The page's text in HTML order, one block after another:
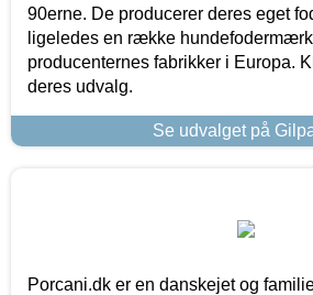
90erne. De producerer deres eget
ligeledes en række
producenternes fabrikker i Europa.
deres udvalg.
Se udvalget på
Porcani.dk er en danskejet og